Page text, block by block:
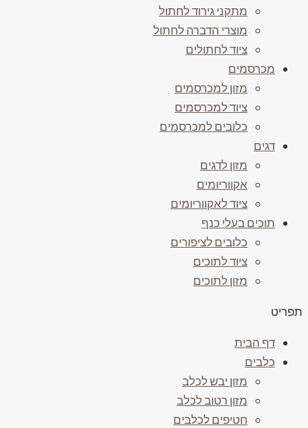
מתקני גירוד לחתול
מוצרי הדברה לחתול
ציוד לחתולים
מכרסמים
מזון למכרסמים
ציוד למכרסמים
כלובים למכרסמים
דגים
מזון לדגים
אקווריומים
ציוד לאקווריומים
תוכים בעלי כנף
כלובים לציפורים
ציוד לתוכים
מזון לתוכים
דף הבית
כלבים
מזון יבש לכלב
מזון רטוב לכלב
חטיפים לכלבים